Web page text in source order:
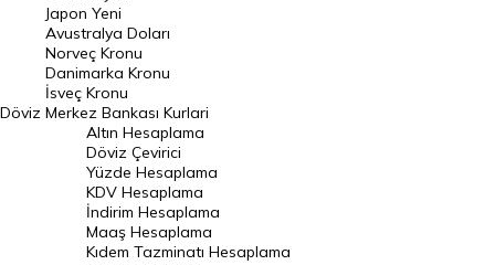
Avustralya Doları
Danimarka Kronu Kuru
Kanada Doları Kuru
Norveç Kronu Kuru
İsveç Kronu Kuru
Japon Yeni Kuru
Serbest Piyasa Döviz Kurları
Merkez Bankası Döviz Kurları
Döviz
Japon Yeni
Avustralya Doları
Norveç Kronu
Danimarka Kronu
İsveç Kronu
Merkez Bankası Kurlari
Altın Hesaplama
Döviz Çevirici
Yüzde Hesaplama
KDV Hesaplama
İndirim Hesaplama
Maaş Hesaplama
Kıdem Tazminatı Hesaplama